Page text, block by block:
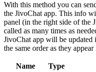
With this method you can
the JivoChat app. This info
panel (in the right side of the
called as many times as
JivoChat app will be updated
the same order as they
Name Type